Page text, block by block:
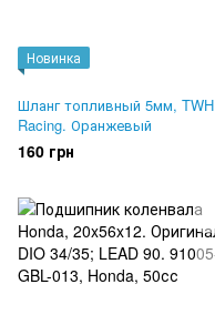
Новинка
Шланг топливный 5мм, TWH
Racing. Оранжевый
160 грн